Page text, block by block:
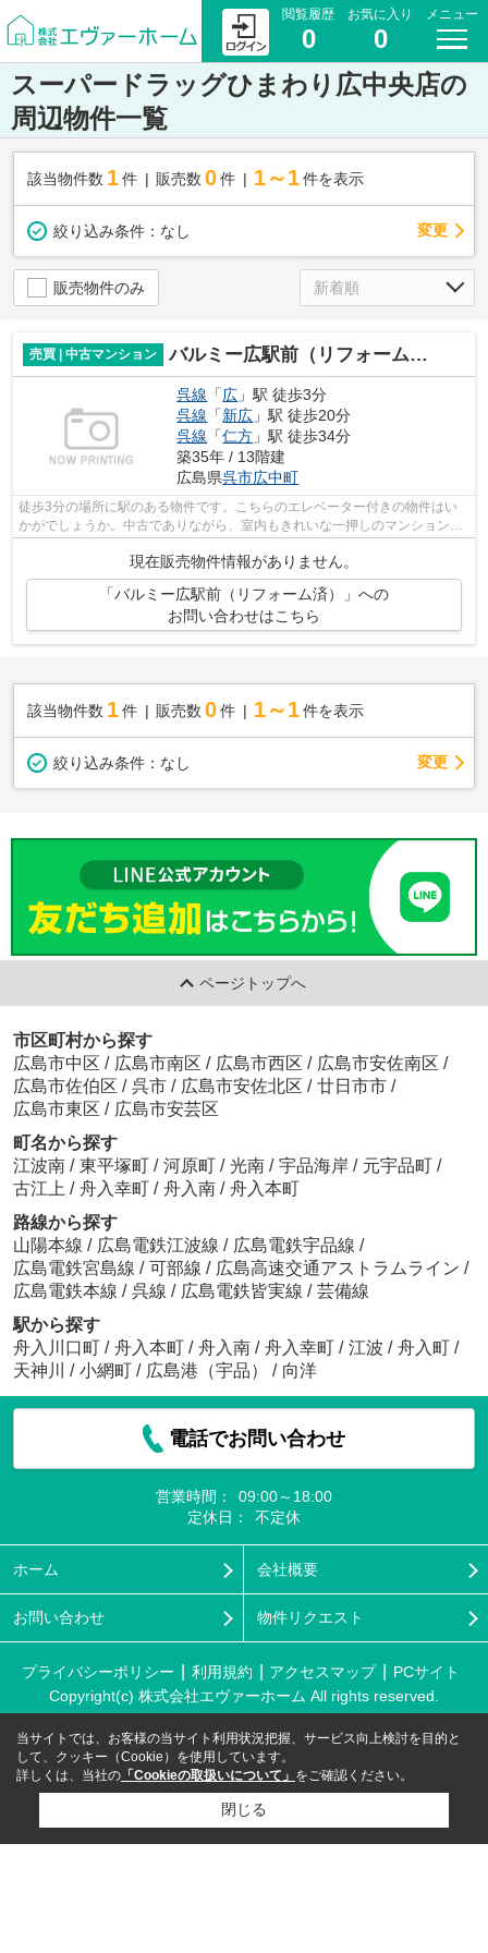
閲覧履歴
0
お気に入り
0
メニュー
スーパードラッグひまわり広中央店の
周辺物件一覧
該当物件数 1件 販売数 0 件 1～1 件を表示
絞り込み条件： なし 変更
販売物件のみ
売買 | 中古マンション バルミー広駅前（リフォーム済）
呉線 「広 」駅 徒歩3分
呉線 「新広 」駅 徒歩20分
呉線 「仁方 」駅 徒歩34分
築35年 / 13階建
広島県呉市広中町
徒歩3分の場所に駅のある物件です。こちらのエレベーター付きの物件はい
かがでしょうか。中古でありながら、室内もきれいな一押しのマンションと
現在販売物件情報がありません。
「バルミー広駅前（リフォーム済）」への
お問い合わせはこちら
該当物件数 1件 販売数 0 件 1～1 件を表示
絞り込み条件： なし 変更
ページトップへ
市区町村から探す
広島市中区 / 広島市南区 / 広島市西区 / 広島市安佐南区 /
広島市佐伯区 / 呉市 / 広島市安佐北区 / 廿日市市 /
広島市東区 / 広島市安芸区
町名から探す
江波南 / 東平塚町 / 河原町 / 光南 / 宇品海岸 / 元宇品町 /
古江上 / 舟入幸町 / 舟入南 / 舟入本町
路線から探す
山陽本線 / 広島電鉄江波線 / 広島電鉄宇品線 /
広島電鉄宮島線 / 可部線 / 広島高速交通アストラムライン /
広島電鉄本線 / 呉線 / 広島電鉄皆実線 / 芸備線
駅から探す
舟入川口町 / 舟入本町 / 舟入南 / 舟入幸町 / 江波 / 舟入町 /
天神川
/ 小網町 / 広島港（宇品） / 向洋
電話でお問い合わせ
営業時間：
09:00～18:00
定休日：
不定休
ホーム 会社概要
お問い合わせ 物件リクエスト
プライバシーポリシー 利用規約 アクセスマップ
PCサイト
Copyright(c) 株式会社エヴァーホーム All rights reserved.
当サイトでは、お客様の当サイト利用状況把握、サービス向上検討を目的と
して、クッキー（Cookie）を使用しています。
詳しくは、当社の 「Cookieの取扱いについて」 をご確認ください。
閉じる